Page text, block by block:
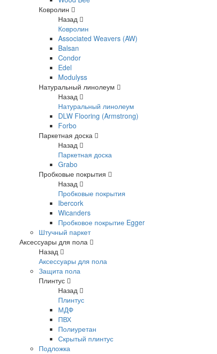
Ковролин
Назад
Ковролин
Associated Weavers (AW)
Balsan
Condor
Edel
Modulyss
Натуральный линолеум
Назад
Натуральный линолеум
DLW Flooring (Armstrong)
Forbo
Паркетная доска
Назад
Паркетная доска
Grabo
Пробковые покрытия
Назад
Пробковые покрытия
Ibercork
Wicanders
Пробковое покрытие Egger
Штучный паркет
Аксессуары для пола
Назад
Аксессуары для пола
Защита пола
Плинтус
Назад
Плинтус
МДФ
ПВХ
Полиуретан
Скрытый плинтус
Подложка